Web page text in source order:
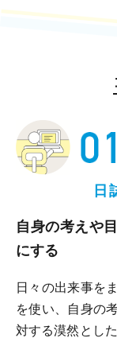
日
自身の考えや
にする
日々の出来事を
を使い、自身の
対する漠然とし